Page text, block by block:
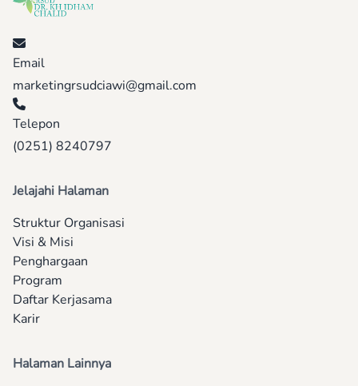
Email
marketingrsudciawi@gmail.com
Telepon
(0251) 8240797
Jelajahi Halaman
Struktur Organisasi
Visi & Misi
Penghargaan
Program
Daftar Kerjasama
Karir
Halaman Lainnya